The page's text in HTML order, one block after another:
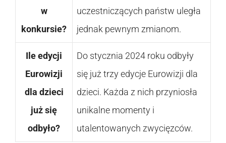
w
konkursie?
uczestniczących państw uległa
jednak pewnym zmianom.
Ile edycji
Eurowizji
dla dzieci
już się
odbyło?
Do stycznia 2024 roku odbyły
się już trzy edycje Eurowizji dla
dzieci. Każda z nich przyniosła
unikalne momenty i
utalentowanych zwycięzców.